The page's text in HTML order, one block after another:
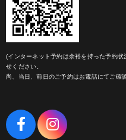
(インターネット予約は余裕を持った予約
せください。
尚、当日、前日のご予約はお電話にてご確